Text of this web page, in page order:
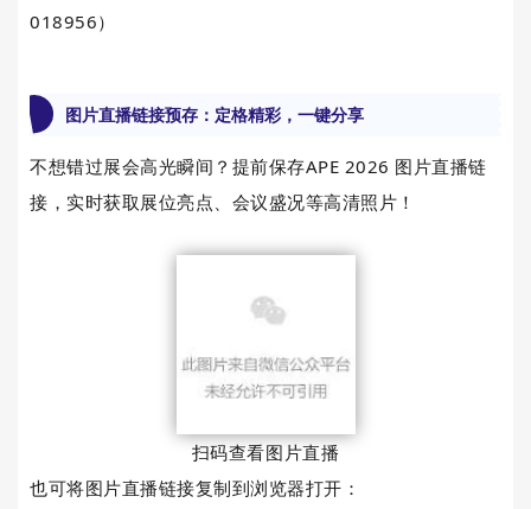
018956）
图片直播链接预存：定格精彩，一键分享
不想错过展会高光瞬间？提前保存APE 2026 图片直播链
接，实时获取展位亮点、会议盛况等高清照片！
扫码查看图片直播
也可将图片直播链接复制到浏览器打开：